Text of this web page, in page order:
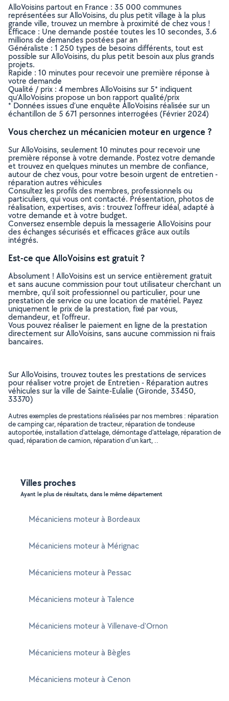
AlloVoisins partout en France : 35 000 communes
représentées sur AlloVoisins, du plus petit village à la plus
grande ville, trouvez un membre à proximité de chez vous !
Efficace : Une demande postée toutes les 10 secondes, 3.6
millions de demandes postées par an
Généraliste : 1 250 types de besoins différents, tout est
possible sur AlloVoisins, du plus petit besoin aux plus grands
projets.
Rapide : 10 minutes pour recevoir une première réponse à
votre demande
Qualité / prix : 4 membres AlloVoisins sur 5* indiquent
qu’AlloVoisins propose un bon rapport qualité/prix
* Données issues d’une enquête AlloVoisins réalisée sur un
échantillon de 5 671 personnes interrogées (Février 2024)
Vous cherchez un mécanicien moteur en urgence ?
Sur AlloVoisins, seulement 10 minutes pour recevoir une
première réponse à votre demande. Postez votre demande
et trouvez en quelques minutes un membre de confiance,
autour de chez vous, pour votre besoin urgent de entretien -
réparation autres véhicules
Consultez les profils des membres, professionnels ou
particuliers, qui vous ont contacté. Présentation, photos de
réalisation, expertises, avis : trouvez l'offreur idéal, adapté à
votre demande et à votre budget.
Conversez ensemble depuis la messagerie AlloVoisins pour
des échanges sécurisés et efficaces grâce aux outils
intégrés.
Est-ce que AlloVoisins est gratuit ?
Absolument ! AlloVoisins est un service entièrement gratuit
et sans aucune commission pour tout utilisateur cherchant un
membre, qu’il soit professionnel ou particulier, pour une
prestation de service ou une location de matériel. Payez
uniquement le prix de la prestation, fixé par vous,
demandeur, et l’offreur.
Vous pouvez réaliser le paiement en ligne de la prestation
directement sur AlloVoisins, sans aucune commission ni frais
bancaires.
Sur AlloVoisins, trouvez toutes les prestations de services
pour réaliser votre projet de Entretien - Réparation autres
véhicules sur la ville de Sainte-Eulalie (Gironde, 33450,
33370)
Autres exemples de prestations réalisées par nos membres : réparation
de camping car, réparation de tracteur, réparation de tondeuse
autoportée, installation d'attelage, démontage d'attelage, réparation de
quad, réparation de camion, réparation d'un kart, ..
Villes proches
Ayant le plus de résultats, dans le même département
Mécaniciens moteur à Bordeaux
Mécaniciens moteur à Mérignac
Mécaniciens moteur à Pessac
Mécaniciens moteur à Talence
Mécaniciens moteur à Villenave-d'Ornon
Mécaniciens moteur à Bègles
Mécaniciens moteur à Cenon